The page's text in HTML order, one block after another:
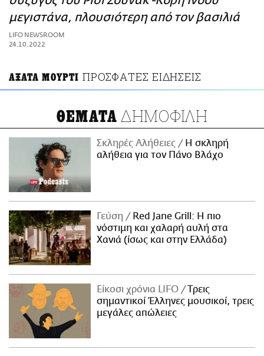
ΑΜΠΑ
PRINT
μεγιστάνα, πλουσιότερη από τον βασιλιά
LIFO NEWSROOM
24.10.2022
ΑΞΑΤΑ ΜΟΥΡΤΙ ΠΡΟΣΦΑΤΕΣ ΕΙΔΗΣΕΙΣ
ΘΕΜΑΤΑ ΔΗΜΟΦΙΛΗ
Σκληρές Αλήθειες
H σκληρή
αλήθεια για τον Πάνο Βλάχο
Γεύση
Red Jane Grill: Η πιο
νόστιμη και χαλαρή αυλή στα
Χανιά (ίσως και στην Ελλάδα)
Είκοσι χρόνια LIFO
Tρεις
σημαντικοί Έλληνες μουσικοί, τρεις
μεγάλες απώλειες